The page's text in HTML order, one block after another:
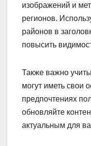
изображений и
регионов.
районов в
повысить
Также важно
могут иметь свои
предпочтениях
обновляйте
актуальным для